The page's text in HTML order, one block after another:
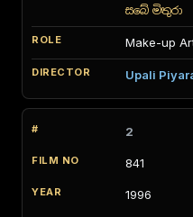
සබේ මිතුරා
Make-up
Upali
2
841
1996